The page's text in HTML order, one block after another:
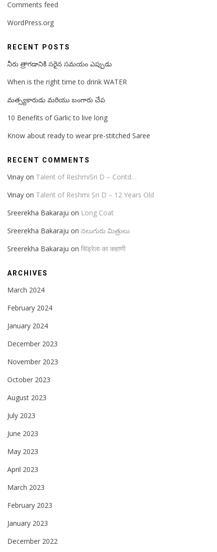
Comments feed
WordPress.org
RECENT POSTS
నీరు త్రాగడానికి సరైన సమయం ఎప్పుడు
When is the right time to drink WATER
మత్స్యకారుడు మరియు బంగారు చేప
10 Benefits of Garlic to live long
Know about ready to wear pre-stitched Saree
RECENT COMMENTS
Vinay on Talent of ReshmiSri D – Contd…
Vinay on Talent of Reshmi Sri D – 12 Years Old
Sreerekha Bakaraju on Long Coat
Sreerekha Bakaraju on నలుగురు మిత్రులు
Sreerekha Bakaraju on सिंड्रेला का कहाणी
ARCHIVES
March 2024
February 2024
January 2024
December 2023
November 2023
October 2023
August 2023
July 2023
June 2023
May 2023
April 2023
March 2023
February 2023
January 2023
December 2022